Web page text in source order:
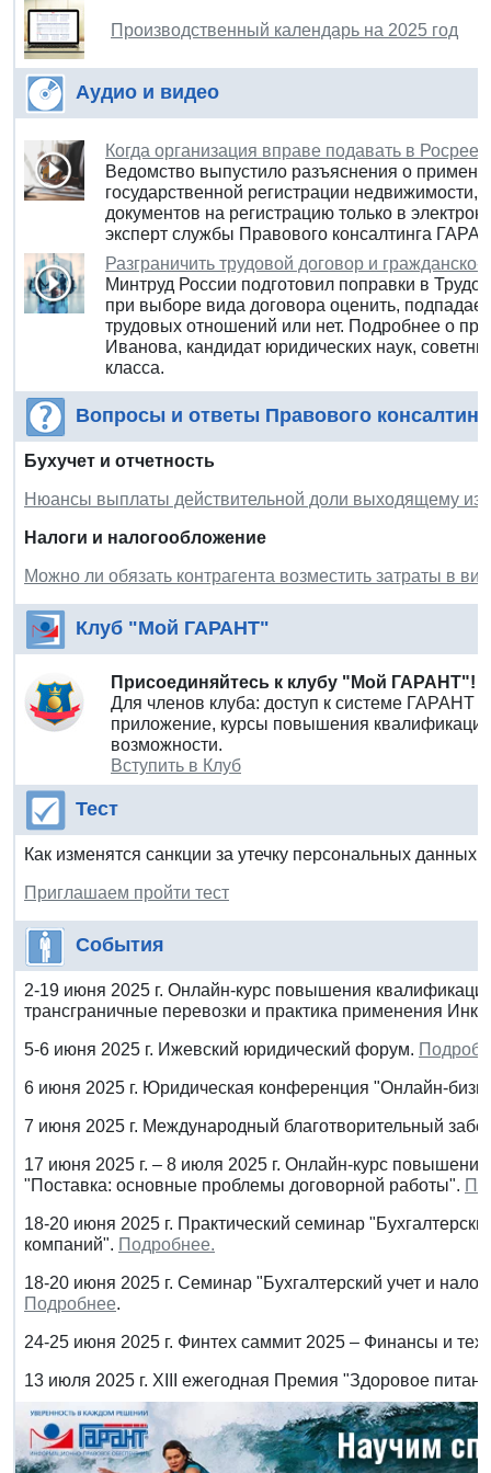
Производственный календарь на 2025 год
Аудио и видео
Когда организация вправе подавать в
Ведомство выпустило разъяснения о
государственной регистрации
документов на регистрацию только в
эксперт службы Правового консалтинга
Разграничить трудовой договор и гражданско-
Минтруд России подготовил поправки в
при выборе вида договора оценить,
трудовых отношений или нет. Подробнее о
Иванова, кандидат юридических наук,
класса.
Вопросы и ответы Правового
Бухучет и отчетность
Нюансы выплаты действительной доли выходящему из
Налоги и налогообложение
Можно ли обязать контрагента возместить затраты в
Клуб "Мой ГАРАНТ"
Присоединяйтесь к клубу "Мой ГАРАНТ"!
Для членов клуба: доступ к системе ГАРАНТ
приложение, курсы повышения
возможности.
Вступить в Клуб
Тест
Как изменятся санкции за утечку персональных данных
Приглашаем пройти тест
События
2-19 июня 2025 г. Онлайн-курс повышения
трансграничные перевозки и практика применения
5-6 июня 2025 г. Ижевский юридический форум.
6 июня 2025 г. Юридическая конференция "Онлайн-
7 июня 2025 г. Международный благотворительный
17 июня 2025 г. – 8 июля 2025 г. Онлайн-курс
"Поставка: основные проблемы договорной работы".
18-20 июня 2025 г. Практический семинар
компаний". Подробнее.
18-20 июня 2025 г. Семинар "Бухгалтерский учет и
Подробнее.
24-25 июня 2025 г. Финтех саммит 2025 – Финансы и
13 июля 2025 г. XIII ежегодная Премия "Здоровое